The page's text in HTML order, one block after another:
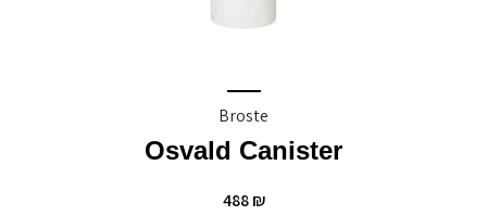
Broste
Osvald Canister
488₪